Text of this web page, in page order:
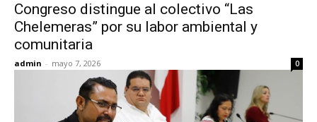
Congreso distingue al colectivo “Las
Chelemeras” por su labor ambiental y
comunitaria
admin - mayo 7, 2026 0